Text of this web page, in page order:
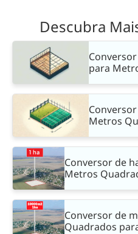
Descubra
para
Metros
Conversor de
Metros
Conversor de
Quadrados